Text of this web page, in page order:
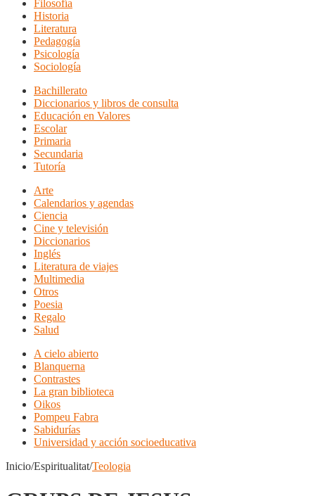
Filosofía
Historia
Literatura
Pedagogía
Psicología
Sociología
Bachillerato
Diccionarios y libros de consulta
Educación en Valores
Escolar
Primaria
Secundaria
Tutoría
Arte
Calendarios y agendas
Ciencia
Cine y televisión
Diccionarios
Inglés
Literatura de viajes
Multimedia
Otros
Poesia
Regalo
Salud
A cielo abierto
Blanquerna
Contrastes
La gran biblioteca
Oikos
Pompeu Fabra
Sabidurías
Universidad y acción socioeducativa
Inicio/Espiritualitat/Teologia